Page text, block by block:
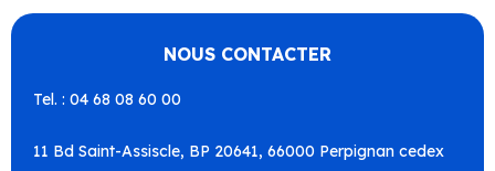
NOUS CONTACTER
Tel. : 04 68 08 60 00
11 Bd Saint-Assiscle, BP 20641, 66000 Perpignan cedex